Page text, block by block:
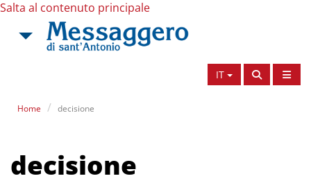
Salta al contenuto principale
IT
Home decisione
decisione